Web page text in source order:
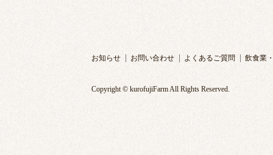
お知らせ お問い合わせ よくあるご質問 飲食業
Copyright © kurofujiFarm All Rights Reserved.